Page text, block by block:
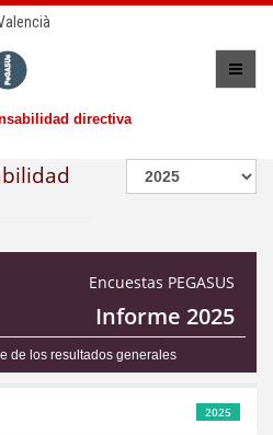
directiva
Encuestas PEGASUS
Informe 2025
de los resultados generales
2025